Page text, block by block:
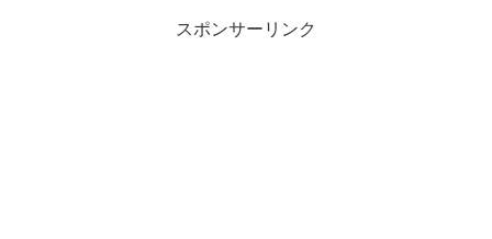
スポンサーリンク